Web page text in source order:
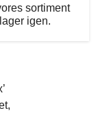
sortiment
igen.